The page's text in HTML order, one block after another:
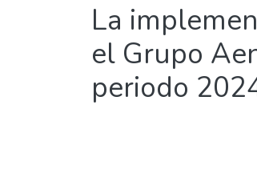
La
el Grupo
periodo